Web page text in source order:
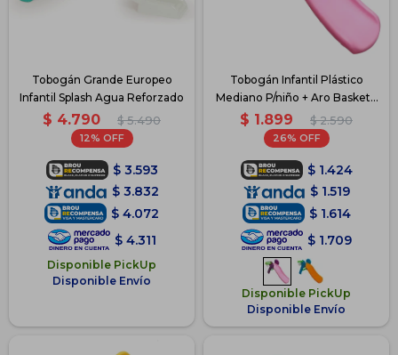
Tobogán Grande Europeo
Infantil Splash Agua Reforzado
$ 4.790 $ 5.490
12
$ 3.593
$ 3.832
$ 4.072
$ 4.311
Disponible PickUp
Disponible Envío
Tobogán Infantil Plástico
Mediano P/niño + Aro Basket -
Violeta con rosado
$ 1.899 $ 2.590
26
$ 1.424
$ 1.519
$ 1.614
$ 1.709
Disponible PickUp
Disponible Envío